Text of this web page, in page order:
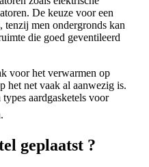
De keuze voor een
men ondergronds kan
die goed geventileerd
voor het verwarmen op
het net vaak al aanwezig is.
aardgasketels voor
geplaatst ?